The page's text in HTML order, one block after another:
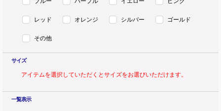
レッド オレンジ シルバー ゴールド
その他
サイズ
アイテムを選択していただくとサイズをお選びいただけます。
一覧表示